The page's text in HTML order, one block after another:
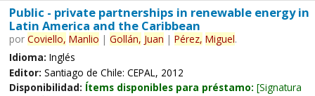
Public - private partnerships in renewable energy in
Latin America and the Caribbean
por Coviello, Manlio | Gollán, Juan | Pérez, Miguel.
Idioma: Inglés
Editor: Santiago de Chile: CEPAL, 2012
Disponibilidad: Ítems disponibles para préstamo: Signatura